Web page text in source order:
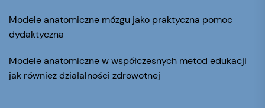
Modele anatomiczne mózgu jako praktyczna pomoc
dydaktyczna
Modele anatomiczne w współczesnych metod edukacji
jak również działalności zdrowotnej